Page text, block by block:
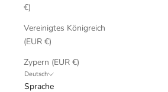
€)
Vereinigtes Königreich
(EUR €)
Zypern (EUR €)
Deutsch
Sprache